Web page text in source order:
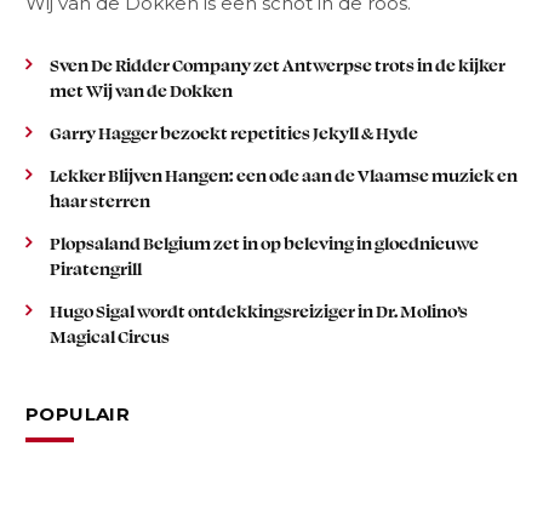
Sven De Ridder Company zet Antwerpse trots in de kijker
met Wij van de Dokken
Garry Hagger bezoekt repetities Jekyll & Hyde
Lekker Blijven Hangen: een ode aan de Vlaamse muziek en
haar sterren
Plopsaland Belgium zet in op beleving in gloednieuwe
Piratengrill
Hugo Sigal wordt ontdekkingsreiziger in Dr. Molino’s
Magical Circus
POPULAIR